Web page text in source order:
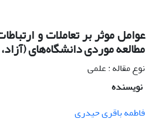
عوامل موثر بر تعاملات و
مطالعه موردی دانشگاه‌های
نوع مقاله : علمی
نویسنده
فاطمه باقری حیدری